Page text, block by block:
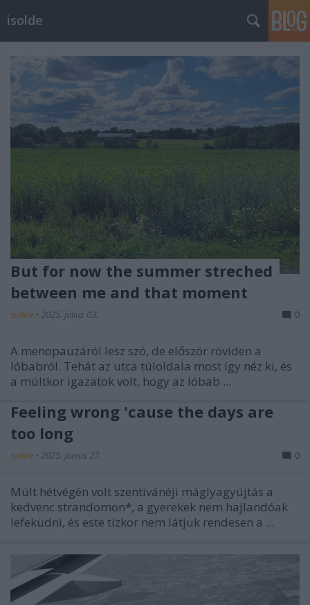
isolde
But for now the summer streched
between me and that moment
isolde • 2025. július 03. 0
A menopauzáról lesz szó, de először röviden a
lóbabról. Tehát az utca túloldala most így néz ki, és
a múltkor igazatok volt, hogy az lóbab ...
Feeling wrong 'cause the days are
too long
isolde • 2025. június 27. 0
Múlt hétvégén volt szentivánéji máglyagyújtás a
kedvenc strandomon*, a gyerekek nem hajlandóak
lefeküdni, és este tízkor nem látjuk rendesen a ...